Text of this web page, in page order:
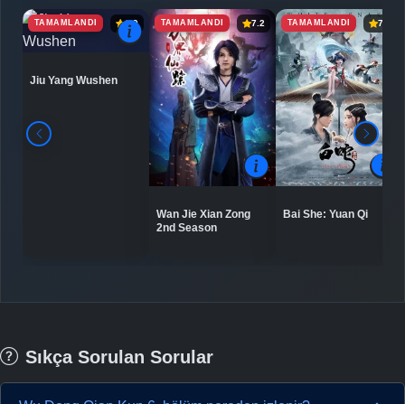
TAMAMLANDI 6.9
Jiu Yang Wushen
TAMAMLANDI 7.2
Wan Jie Xian Zong
2nd Season
TAMAMLANDI 7.5
Bai She: Yuan Qi
Sıkça Sorulan Sorular